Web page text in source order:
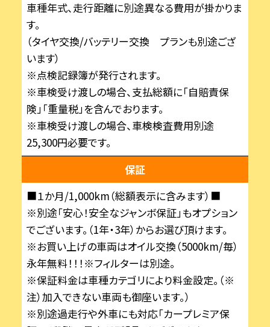
車種年式、走行距離に別途異なる費用が掛かりま
す。
（タイヤ交換/バッテリー交換 プランも別途ござ
います）
※点検記録簿が発行されます。
※車検受け渡しの場合、支払総額に「自賠責保
険」「重量税」を含んでおります。
※車検受け渡しの場合、車検検査費用別途
25,300円必要です。
保証
■１か月/1,000km（総額表示に含みます）■
※別途「安心！安全なジャンボ保証」もオプション
でございます。（1年・3年）からお選び頂けます。
※お買い上げの車両はオイル交換（5000km/毎）
永年無料！！！※フィルターは別途。
※保証料金は車種カテゴリにより料金設定。（※
注）加入できない車両も御座います。）
※別途過走行や外車にも対応「カープレミア保